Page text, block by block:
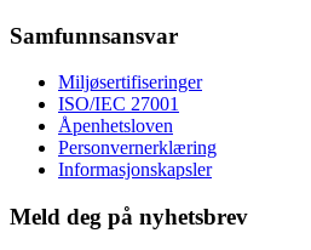
Samfunnsansvar
Miljøsertifiseringer
ISO/IEC 27001
Åpenhetsloven
Personvernerklæring
Informasjonskapsler
Meld deg på nyhetsbrev